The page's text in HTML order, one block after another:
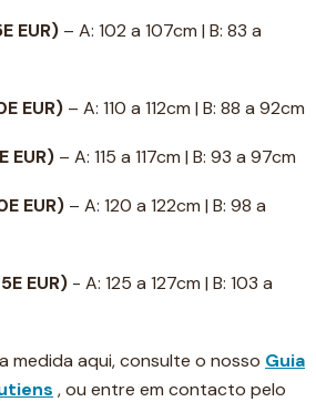
EUR) – A: 102 a 107cm | B: 83 a
EUR) – A: 110 a 112cm | B: 88 a 92cm
EUR) – A: 115 a 117cm | B: 93 a 97cm
EUR) – A: 120 a 122cm | B: 98 a
EUR) - A: 125 a 127cm | B: 103 a
medida aqui, consulte o nosso Guia
, ou entre em contacto pelo